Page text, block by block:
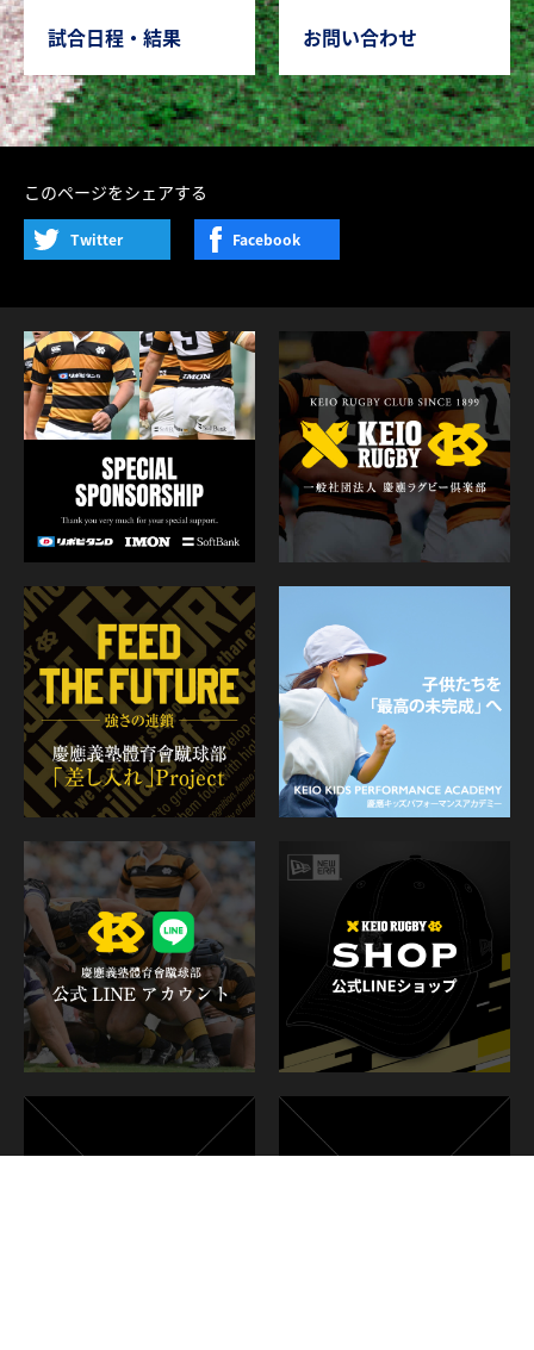
前の試合
一覧に戻る
次の試合
部員紹介
入部について
試合日程・結果 お問い合わせ
このページをシェアする
Twitter Facebook